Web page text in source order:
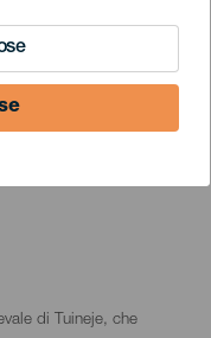
di Tuineje, che